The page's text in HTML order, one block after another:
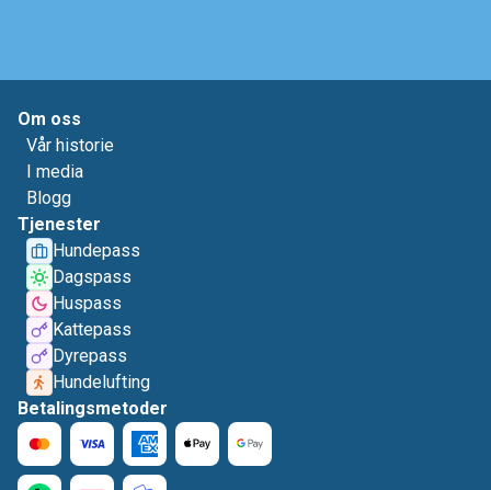
Om oss
Vår historie
I media
Blogg
Tjenester
Hundepass
Dagspass
Huspass
Kattepass
Dyrepass
Hundelufting
Betalingsmetoder